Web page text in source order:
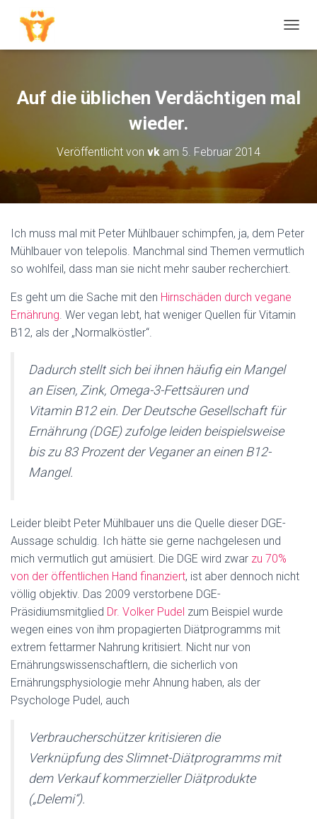
A
A
N
A
L
Auf die üblichen Verdächtigen mal
wieder.
Veröffentlicht von vk am 5. Februar 2014
Ich muss mal mit Peter Mühlbauer schimpfen, ja, dem Peter
Mühlbauer von telepolis. Manchmal sind Themen vermutlich
so wohlfeil, dass man sie nicht mehr sauber recherchiert.
Es geht um die Sache mit den Hirnschäden durch vegane
Ernährung. Wer vegan lebt, hat weniger Quellen für Vitamin
B12, als der „Normalköstler“.
Dadurch stellt sich bei ihnen häufig ein Mangel
an Eisen, Zink, Omega-3-Fettsäuren und
Vitamin B12 ein. Der Deutsche Gesellschaft für
Ernährung (DGE) zufolge leiden beispielsweise
bis zu 83 Prozent der Veganer an einen B12-
Mangel.
Leider bleibt Peter Mühlbauer uns die Quelle dieser DGE-
Aussage schuldig. Ich hätte sie gerne nachgelesen und
mich vermutlich gut amüsiert. Die DGE wird zwar zu 70%
von der öffentlichen Hand finanziert, ist aber dennoch nicht
völlig objektiv. Das 2009 verstorbene DGE-
Präsidiumsmitglied Dr. Volker Pudel zum Beispiel wurde
wegen eines von ihm propagierten Diätprogramms mit
extrem fettarmer Nahrung kritisiert. Nicht nur von
Ernährungswissenschaftlern, die sicherlich von
Ernährungsphysiologie mehr Ahnung haben, als der
Psychologe Pudel, auch
Verbraucherschützer kritisieren die
Verknüpfung des Slimnet-Diätprogramms mit
dem Verkauf kommerzieller Diätprodukte
(„Delemi“).